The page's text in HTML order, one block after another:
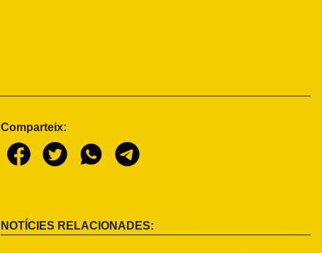
Comparteix:
NOTÍCIES RELACIONADES: